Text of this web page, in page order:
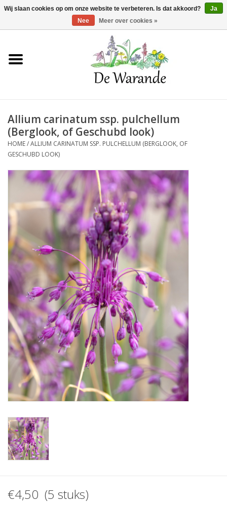
Winkelwagen >0 Artikelen - €0,00
Home
Voorjaarsbloeiers
Zomerbloeiers
Herfstbloeiers
Schaduwplanten
Aanbiedingen
Bodemverbetering
Overige producten
Advies
Onze tuinen!
Sterke Bollen Dagen
Allium carinatum ssp. pulchellum
(Berglook, of Geschubd look)
HOME/ALLIUM CARINATUM SSP. PULCHELLUM (BERGLOOK, OF
GESCHUBD LOOK)
€4,50 (5 stuks)
Wij slaan cookies op om onze website te verbeteren. Is dat akkoord?
Ja
Nee
Meer over cookies »